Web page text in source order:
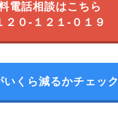
電話相談はこちら
２０-１２１-０１９
いくら減るかチェック